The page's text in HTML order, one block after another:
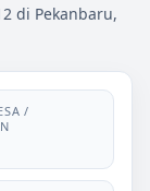
di Pekanbaru,
/